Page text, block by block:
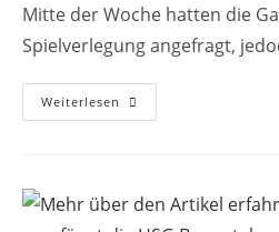
Mitte der Woche hatten die
Spielverlegung angefragt,
Weiterlesen